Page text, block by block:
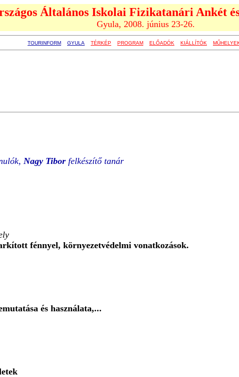
Általános Iskolai Fizikatanári Ankét
Gyula, 2008. június 23-26.
TOURINFORM GYULA TÉRKÉP PROGRAM ELŐADÓK KIÁLLÍTÓK
Nagy Tibor felkészítő tanár
fénnyel, környezetvédelmi vonatkozások.
és használata,...